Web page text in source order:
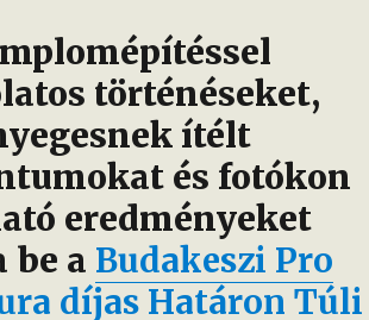
történéseket,
ítélt
és fotókon
eredményeket
be a Budakeszi Pro
díjas Határon Túli